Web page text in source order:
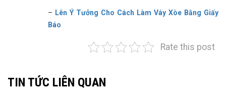
– Lên Ý Tưởng Cho Cách Làm Váy Xòe Bằng Giấy
Báo
Rate this post
TIN TỨC LIÊN QUAN